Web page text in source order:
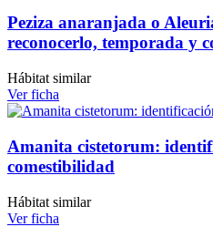
Peziza anaranjada o
reconocerlo, temporada y
Hábitat similar
Ver ficha
Amanita cistetorum:
comestibilidad
Hábitat similar
Ver ficha